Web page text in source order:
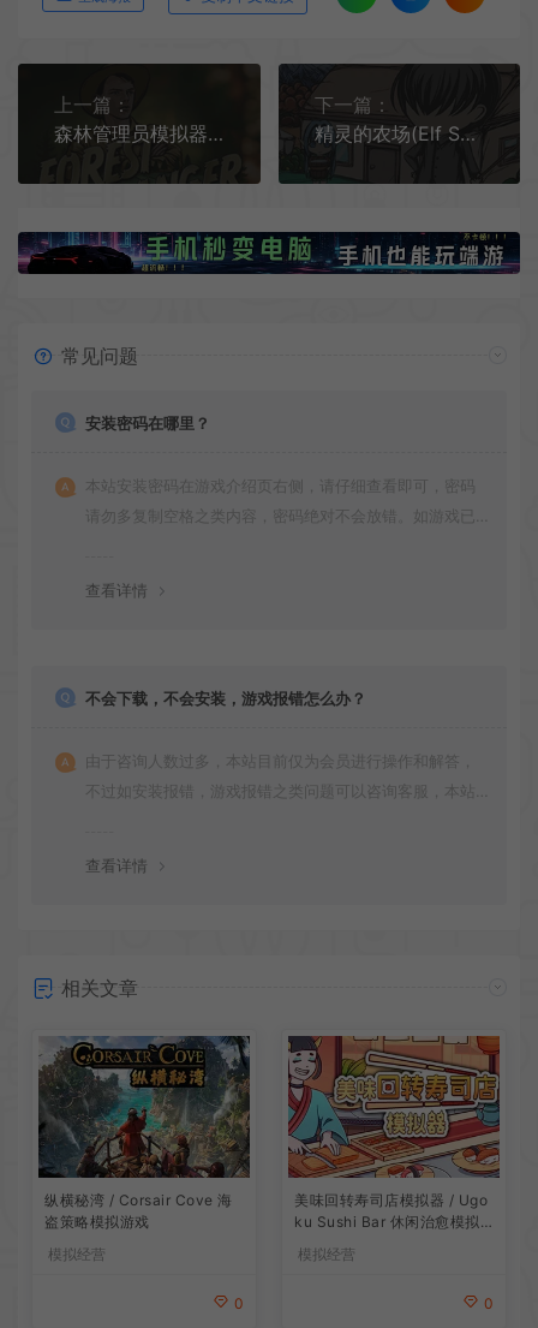
上一篇：
森林管理员模拟器(Forest Ranger Simulator)简中|PC|SIM|管理森林模拟游戏
下一篇：
精灵的农场(Elf Sex Farm)卡通经营养成互动游戏|下载
常见问题
安装密码在哪里？
本站安装密码在游戏介绍页右侧，请仔细查看即可，密码
请勿多复制空格之类内容，密码绝对不会放错。如游戏已
查看详情
不会下载，不会安装，游戏报错怎么办？
由于咨询人数过多，本站目前仅为会员进行操作和解答，
不过如安装报错，游戏报错之类问题可以咨询客服，本站
查看详情
相关文章
纵横秘湾 / Corsair Cove 海
盗策略模拟游戏
模拟经营
0
美味回转寿司店模拟器 / Ugo
ku Sushi Bar 休闲治愈模拟
模拟经营
0